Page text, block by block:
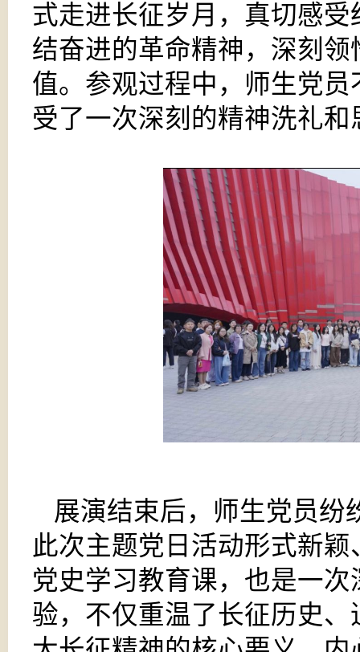
式走进长征岁月，真切感
结奋进的革命精神，深刻
值。参观过程中，师生党
受了一次深刻的精神洗礼和
展演结束后，师生党员纷
此次主题党日活动形式新
党史学习教育课，也是一
验，不仅重温了长征历史